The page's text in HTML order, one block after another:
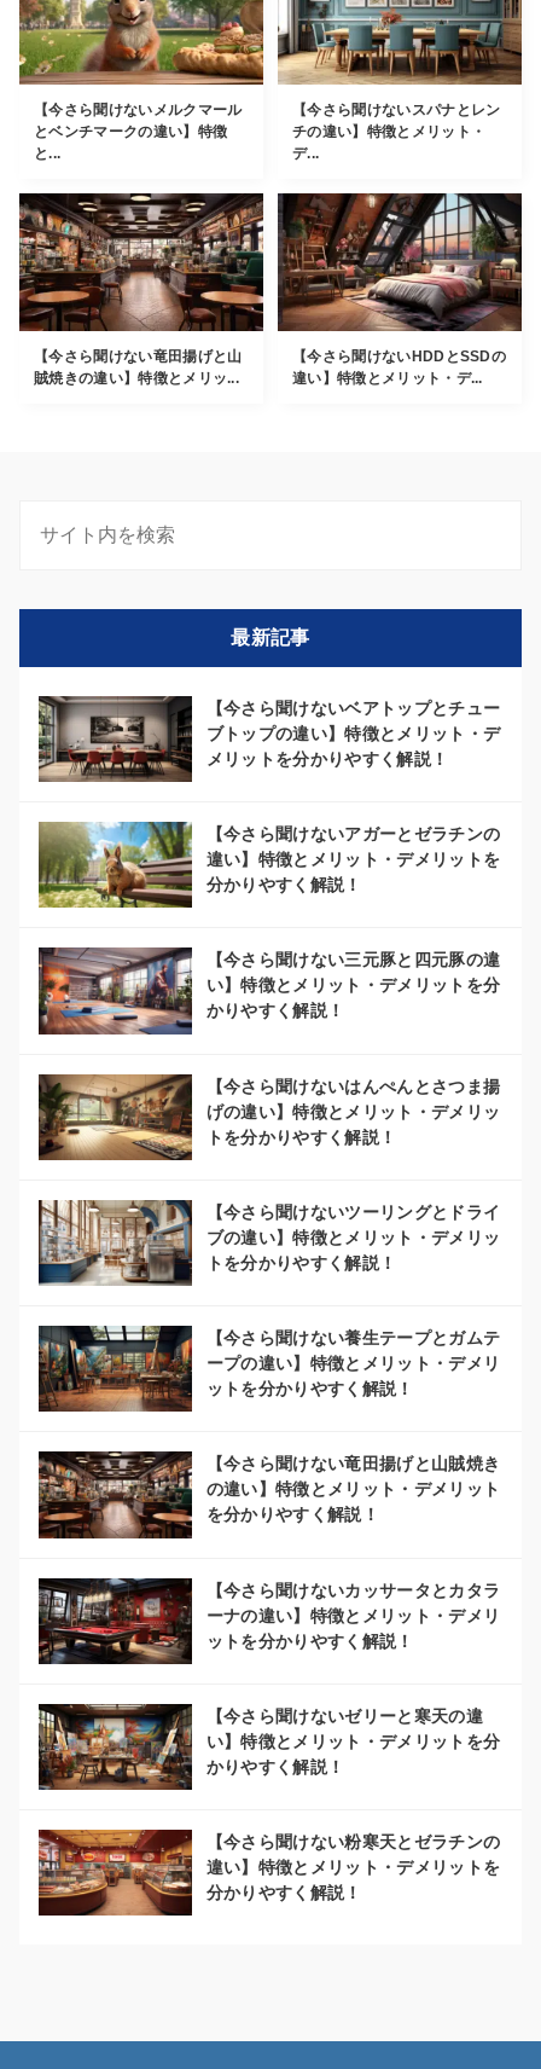
【今さら聞けないメルクマール
とベンチマークの違い】特徴
と...
【今さら聞けないスパナとレン
チの違い】特徴とメリット・
デ...
【今さら聞けない竜田揚げと山
賊焼きの違い】特徴とメリッ...
【今さら聞けないHDDとSSDの
違い】特徴とメリット・デ...
最新記事
【今さら聞けないベアトップとチュー
ブトップの違い】特徴とメリット・デ
メリットを分かりやすく解説！
【今さら聞けないアガーとゼラチンの
違い】特徴とメリット・デメリットを
分かりやすく解説！
【今さら聞けない三元豚と四元豚の違
い】特徴とメリット・デメリットを分
かりやすく解説！
【今さら聞けないはんぺんとさつま揚
げの違い】特徴とメリット・デメリッ
トを分かりやすく解説！
【今さら聞けないツーリングとドライ
ブの違い】特徴とメリット・デメリッ
トを分かりやすく解説！
【今さら聞けない養生テープとガムテ
ープの違い】特徴とメリット・デメリ
ットを分かりやすく解説！
【今さら聞けない竜田揚げと山賊焼き
の違い】特徴とメリット・デメリット
を分かりやすく解説！
【今さら聞けないカッサータとカタラ
ーナの違い】特徴とメリット・デメリ
ットを分かりやすく解説！
【今さら聞けないゼリーと寒天の違
い】特徴とメリット・デメリットを分
かりやすく解説！
【今さら聞けない粉寒天とゼラチンの
違い】特徴とメリット・デメリットを
分かりやすく解説！